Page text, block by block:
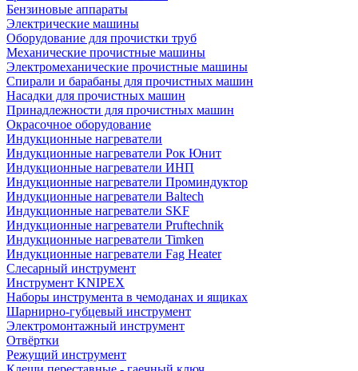
Бензиновые аппараты
Электрические машины
Оборудование для прочистки труб
Механические прочистные машины
Электромеханические прочистные машины
Спирали и барабаны для прочистных машин
Насадки для прочистных машин
Принадлежности для прочистных машин
Окрасочное оборудование
Индукционные нагреватели
Индукционные нагреватели Рок Юнит
Индукционные нагреватели ИНП
Индукционные нагреватели Проминдуктор
Индукционные нагреватели Baltech
Индукционные нагреватели SKF
Индукционные нагреватели Pruftechnik
Индукционные нагреватели Timken
Индукционные нагреватели Fag Heater
Слесарный инструмент
Инструмент KNIPEX
Наборы инструмента в чемоданах и ящиках
Шарнирно-губцевый инструмент
Электромонтажный инструмент
Отвёртки
Режущий инструмент